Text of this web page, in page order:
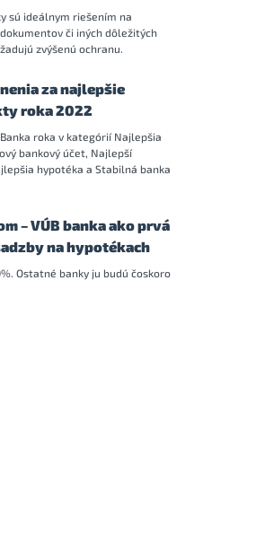
sú ideálnym riešením na
či iných dôležitých
zvýšenú ochranu.
za najlepšie
roka 2022
roka v kategórií Najlepšia
bankový účet, Najlepší
hypotéka a Stabilná banka
– VÚB banka ako prvá
na hypotékach
Ostatné banky ju budú čoskoro